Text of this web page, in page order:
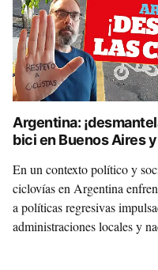
Argentina:
bici en Buenos Aires
En un contexto político y
ciclovías en Argentina
a políticas regresivas
administraciones locales y